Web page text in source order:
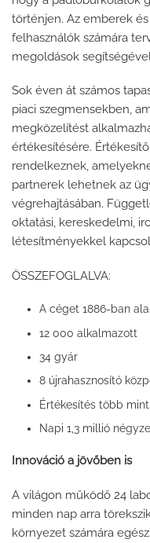
történjen. Az emberek
felhasználók számára
megoldások
Sok éven át számos
piaci szegmensekben,
megközelítést
értékesítésére.
rendelkeznek,
partnerek lehetnek az
végrehajtásában.
oktatási, kereskedelmi,
létesítményekkel
ÖSSZEFOGLALVA:
A céget 1886-ban
12 000 alkalmazott
34 gyár
8 újrahasznosító
Értékesítés több
Napi 1,3 millió
Innováció a jövőben is
A világon működő 24
minden nap arra
környezet számára